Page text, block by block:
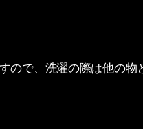
ので、洗濯の際は他の物